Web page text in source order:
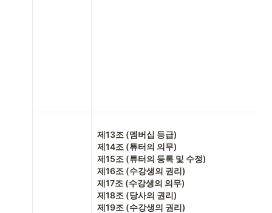
제13조 (멤버십 등급)
제14조 (튜터의 의무)
제15조 (튜터의 등록 및 수정)
제16조 (수강생의 권리)
제17조 (수강생의 의무)
제18조 (당사의 권리)
제19조 (수강생의 권리)